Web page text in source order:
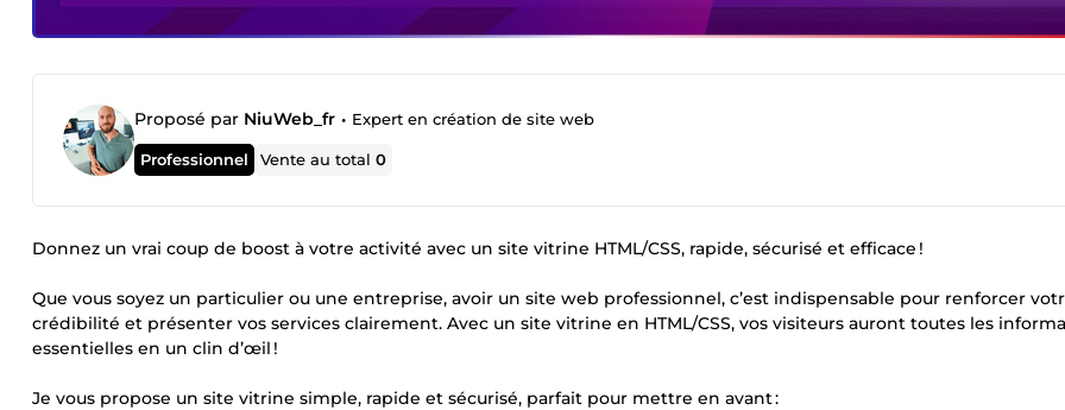
Proposé par NiuWeb_fr • Expert en création de site web
Professionnel Vente au total0
Donnez un vrai coup de boost à votre activité avec un site vitrine HTML/CSS, rapide, sécurisé et efficace !
Que vous soyez un particulier ou une entreprise, avoir un site web professionnel, c’est indispensable pour renforcer
crédibilité et présenter vos services clairement. Avec un site vitrine en HTML/CSS, vos visiteurs auront toutes les
essentielles en un clin d’œil !
Je vous propose un site vitrine simple, rapide et sécurisé, parfait pour mettre en avant :